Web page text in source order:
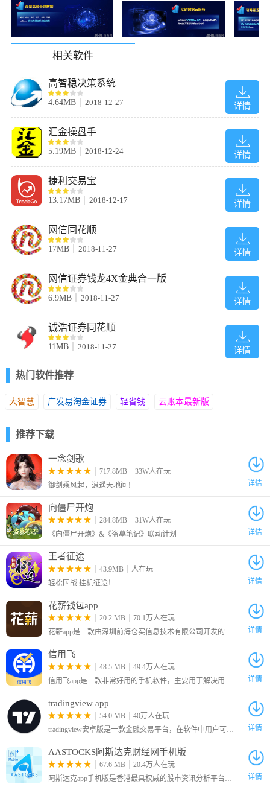
软件功能
1、震撼推出权威财经电视节目直播、点播
2、沪，深、港三地行情尽收眼底
3、“股市风云榜”给您最清晰明了的指引。
5、“板块分析”帮助您实时把握热点、踏准节奏
软件特色
免费行情安全高速稳定，行情速度媲美券商VIP级专业通道
独家支持全部主流券商委托交易程序，一键式安装丰富炒股工具
环球指数、全方位板块监控、自选股云同步、买卖先锋…，更多策
安装方法
1、下载解压后双击“instqj.exe”启动安装，然后点击“下一步”
3、直接点击“下一步”
相关软件
详情
高智稳决策系统
4.64MB 2018-12-27
详情
汇金操盘手
5.19MB 2018-12-24
详情
捷利交易宝
13.17MB 2018-12-17
详情
网信同花顺
17MB 2018-11-27
详情
网信证券钱龙4X金典合一版
6.9MB 2018-11-27
详情
诚浩证券同花顺
11MB 2018-11-27
热门软件推荐
大智慧 广发易淘金证券 轻省钱 云账本最新版
推荐下载
一念剑歌
717.8MB
33W人在玩
御剑乘风起，逍遥天地间！
详情
向僵尸开炮
284.8MB
31W人在玩
《向僵尸开炮》&《盗墓笔记》联动计划
详情
王者征途
43.9MB
人在玩
轻松国战 挂机征途！
详情
花薪钱包app
20.2 MB
70.1万人在玩
花薪app是一款由深圳前海仓实信息技术有限公司开发的手机贷款软件，软件主要的用户是年轻人群体，只需要填写基本信息就可以获得贷款额度，并且在不断使用过程中，根据积分的获取情况来提高用户的信用度。
详情
信用飞
48.5 MB
49.4万人在玩
​信用飞app是一款非常好用的手机软件，主要用于解决用户资金困难的问题，用户使用本APP就可以轻松进行网贷，操作简单，并且最高可以借款10万元，还可以进行分期还款。
详情
tradingview app
54.0 MB
40万人在玩
tradingview安卓版是一款金融交易平台，在软件中用户可以进行金融投资，支持各种股票、期货等等各种内容的交易。
详情
AASTOCKS阿斯达克财经网手机版
67.6 MB
20.4万人在玩
阿斯达克app手机版是香港最具权威的股市资讯分析平台制作手机客户端，在这里有着各类丰富的图表，可以让用户了解到即时的市场资讯和新闻。
详情